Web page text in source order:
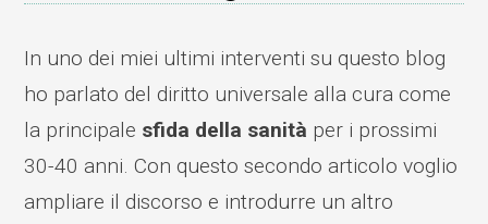
In uno dei miei ultimi interventi su questo blog
ho parlato del diritto universale alla cura come
la principale sfida della sanità per i prossimi
30-40 anni. Con questo secondo articolo voglio
ampliare il discorso e introdurre un altro